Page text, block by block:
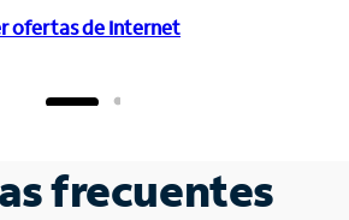
ofertas de Internet
frecuentes